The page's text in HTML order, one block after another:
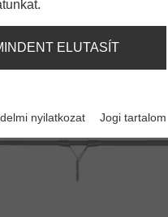
ELUTASÍT
nyilatkozat Jogi tartalom